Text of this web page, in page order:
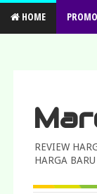
HOME PROMO
REVIEW
HARGA